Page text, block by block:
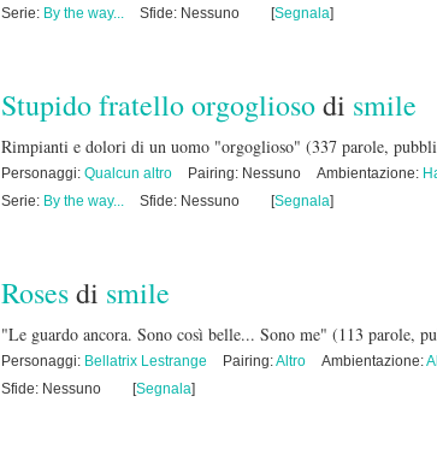
Serie: By the way... Sfide: Nessuno [Segnala]
Stupido fratello orgogliosodi smile
Rimpianti e dolori di un uomo "orgoglioso" (337 parole,
Personaggi: Qualcun altro Pairing: Nessuno Ambientazione:
Serie: By the way... Sfide: Nessuno [Segnala]
Rosesdi smile
"Le guardo ancora. Sono così belle... Sono me" (113 parole,
Personaggi: Bellatrix Lestrange Pairing:Altro Ambientazione:
Sfide: Nessuno
[Segnala]